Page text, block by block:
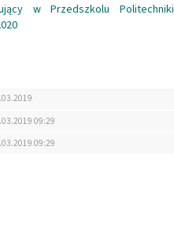
w Przedszkolu Politechniki
09:29
09:29